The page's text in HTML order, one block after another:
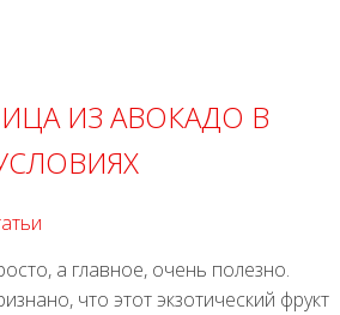
ИЗ АВОКАДО В
а главное, очень полезно.
что этот экзотический фрукт